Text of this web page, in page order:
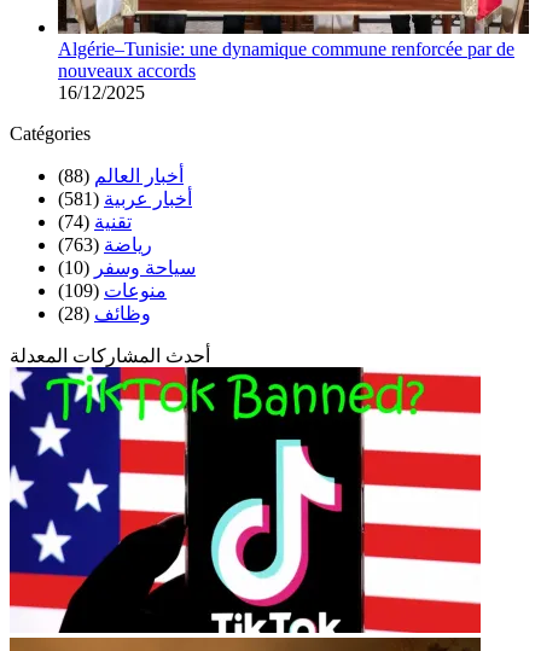
Algérie–Tunisie: une dynamique commune renforcée par de
nouveaux accords
16/12/2025
Catégories
أخبار العالم (88)
أخبار عربية (581)
تقنية (74)
رياضة (763)
سياحة وسفر (10)
منوعات (109)
وظائف (28)
أحدث المشاركات المعدلة